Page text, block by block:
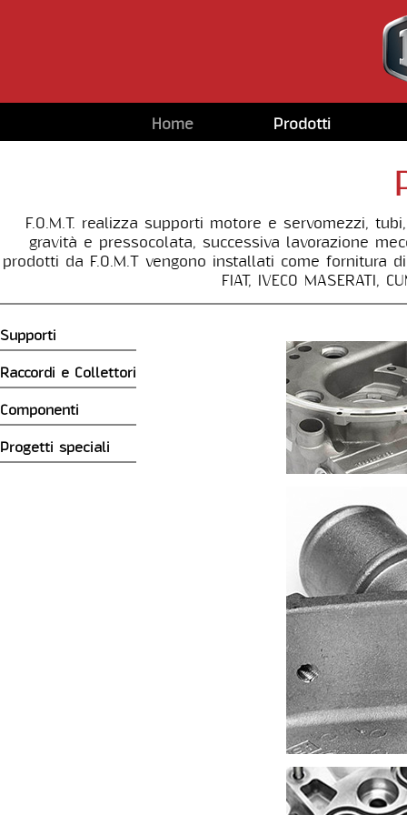
Home Prodotti
F.O.M.T. realizza supporti motore e servomezzi,
gravità e pressocolata, successiva lavorazione
prodotti da F.O.M.T vengono installati come
FIAT, IVECO MASERATI,
Supporti
Raccordi e Collettori
Componenti
Progetti speciali